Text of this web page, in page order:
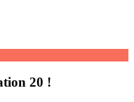
20 !